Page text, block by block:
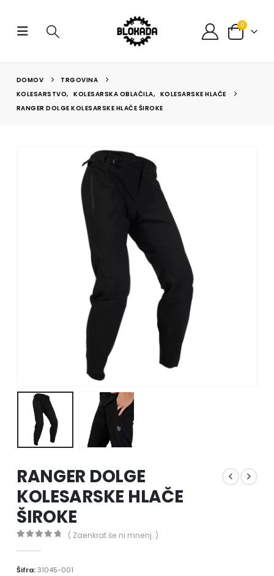
0
DOMOV
TRGOVINA
KOLESARSTVO, KOLESARSKA OBLAČILA, KOLESARSKE HLAČE
RANGER DOLGE KOLESARSKE HLAČE ŠIROKE
RANGER DOLGE
KOLESARSKE HLAČE
ŠIROKE
( Zaenkrat še ni mnenj. )
Šifra:31045-001